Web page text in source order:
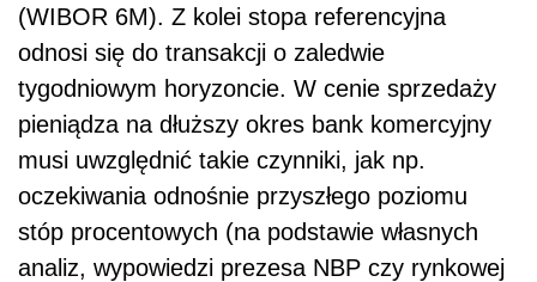
(WIBOR 6M). Z kolei stopa referencyjna
odnosi się do transakcji o zaledwie
tygodniowym horyzoncie. W cenie sprzedaży
pieniądza na dłuższy okres bank komercyjny
musi uwzględnić takie czynniki, jak np.
oczekiwania odnośnie przyszłego poziomu
stóp procentowych (na podstawie własnych
analiz, wypowiedzi prezesa NBP czy rynkowej